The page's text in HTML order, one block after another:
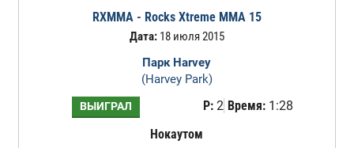
RXMMA - Rocks Xtreme MMA 15
Дата:18 июля 2015
Парк Harvey
(Harvey Park)
ВЫИГРАЛ Р:2 Время:1:28
Нокаутом